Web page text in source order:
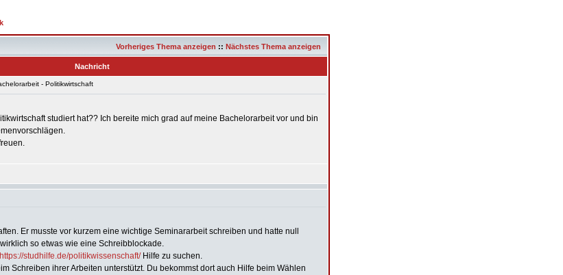
Vorheriges Thema anzeigen :: Nächstes Thema anzeigen
Nachricht
- Politikwirtschaft
studiert hat?? Ich bereite mich grad auf meine Bachelorarbeit vor und bin
Er musste vor kurzem eine wichtige Seminararbeit schreiben und hatte null
so etwas wie eine Schreibblockade.
https://studhilfe.de/politikwissenschaft/Hilfe zu suchen.
Schreiben ihrer Arbeiten unterstützt. Du bekommst dort auch Hilfe beim Wählen